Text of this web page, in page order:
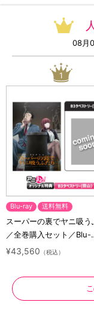
08月
1
Blu-ray 送料無料
スーパーの裏でヤニ吸う
／全巻購入セット／Blu-
ray（アニまるっ！オリジ
¥43,560 （税込）